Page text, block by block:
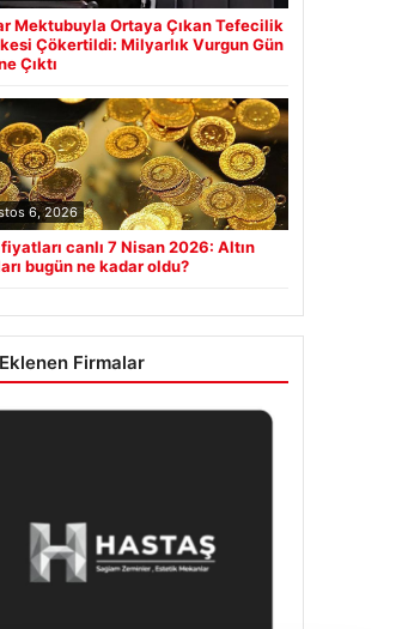
Mektubuyla Ortaya Çıkan Tefecilik
Çökertildi: Milyarlık Vurgun Gün
Çıktı
6, 2026
canlı 7 Nisan 2026: Altın
bugün ne kadar oldu?
Firmalar